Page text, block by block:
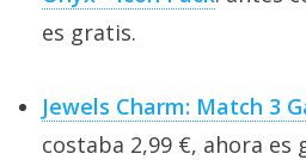
es gratis.
Jewels Charm: Match 3
costaba 2,99 €, ahora es